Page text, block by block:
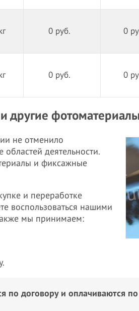
0 руб. 0
0 руб. 0
другие
не отменило
деятельности.
и фиксажные
и переработке
воспользоваться нашими
мы принимаем:
договору и оплачиваются по